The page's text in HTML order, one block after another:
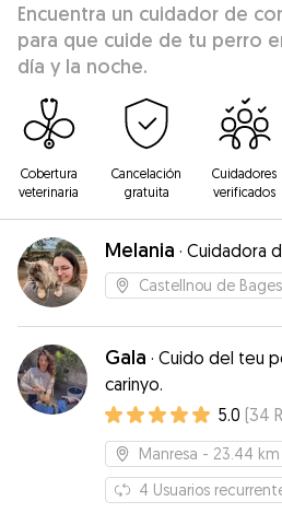
Encuentra un cuidador de
para que cuide de tu perro
día y la noche.
Cobertura
veterinaria
Cancelación
gratuita
Cuidadores
verificados
Melania · Cuidadora
Castellnou de Bages
Gala · Cuido del teu
carinyo.
5.0 (34
Manresa - 23.44 km
4 Usuarios